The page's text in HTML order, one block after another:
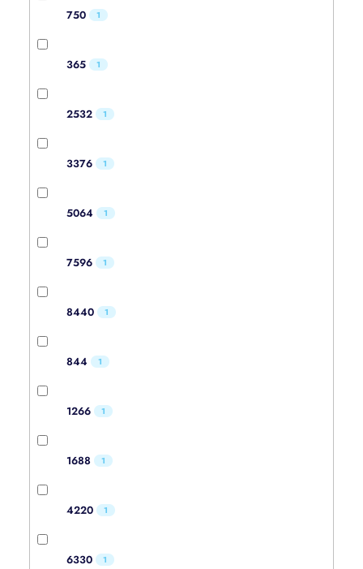
750 1
365 1
2532 1
3376 1
5064 1
7596 1
8440 1
844 1
1266 1
1688 1
4220 1
6330 1